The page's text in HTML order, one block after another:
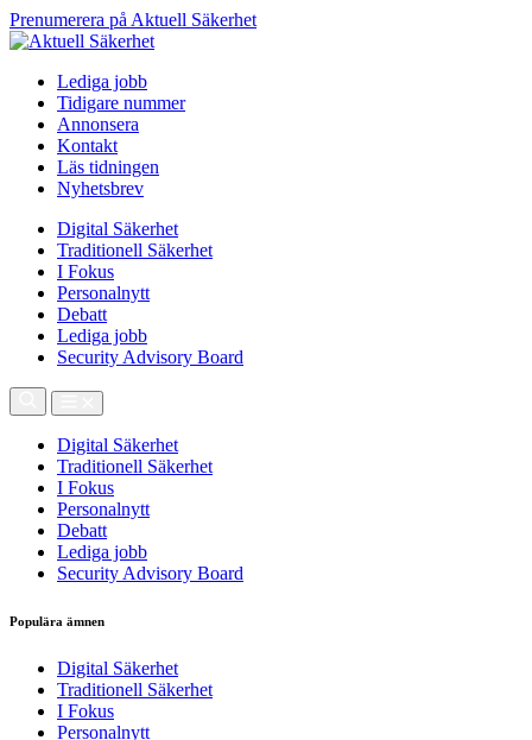
Prenumerera på Aktuell Säkerhet
Lediga jobb
Tidigare nummer
Annonsera
Kontakt
Läs tidningen
Nyhetsbrev
Digital Säkerhet
Traditionell Säkerhet
I Fokus
Personalnytt
Debatt
Lediga jobb
Security Advisory Board
Digital Säkerhet
Traditionell Säkerhet
I Fokus
Personalnytt
Debatt
Lediga jobb
Security Advisory Board
Populära ämnen
Digital Säkerhet
Traditionell Säkerhet
I Fokus
Personalnytt